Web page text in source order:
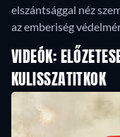
elszántsággal néz
az emberiség
VIDEÓK:
KULISSZATITKOK